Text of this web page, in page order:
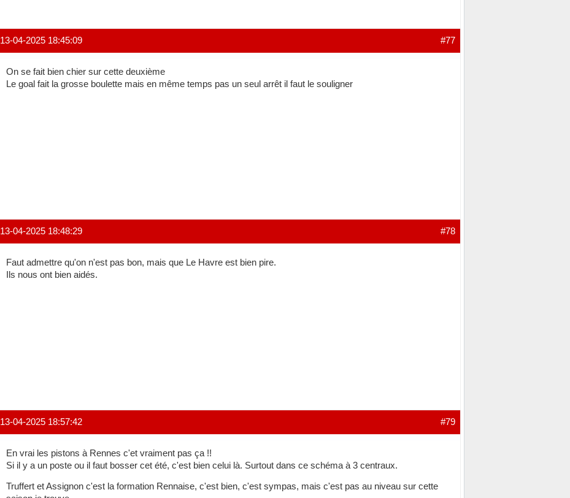
#77
13-04-2025 18:45:09
On se fait bien chier sur cette deuxième
Le goal fait la grosse boulette mais en même temps pas un seul arrêt il faut le souligner
#78
13-04-2025 18:48:29
Faut admettre qu'on n'est pas bon, mais que Le Havre est bien pire.
Ils nous ont bien aidés.
#79
13-04-2025 18:57:42
En vrai les pistons à Rennes c'et vraiment pas ça !!
Si il y a un poste ou il faut bosser cet été, c'est bien celui là. Surtout dans ce schéma à 3 centraux.
Truffert et Assignon c'est la formation Rennaise, c'est bien, c'est sympas, mais c'est pas au niveau sur cette